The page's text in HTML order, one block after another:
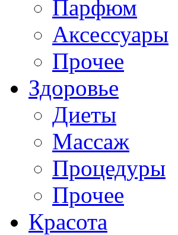
Парфюм
Аксессуары
Прочее
Здоровье
Диеты
Массаж
Процедуры
Прочее
Красота